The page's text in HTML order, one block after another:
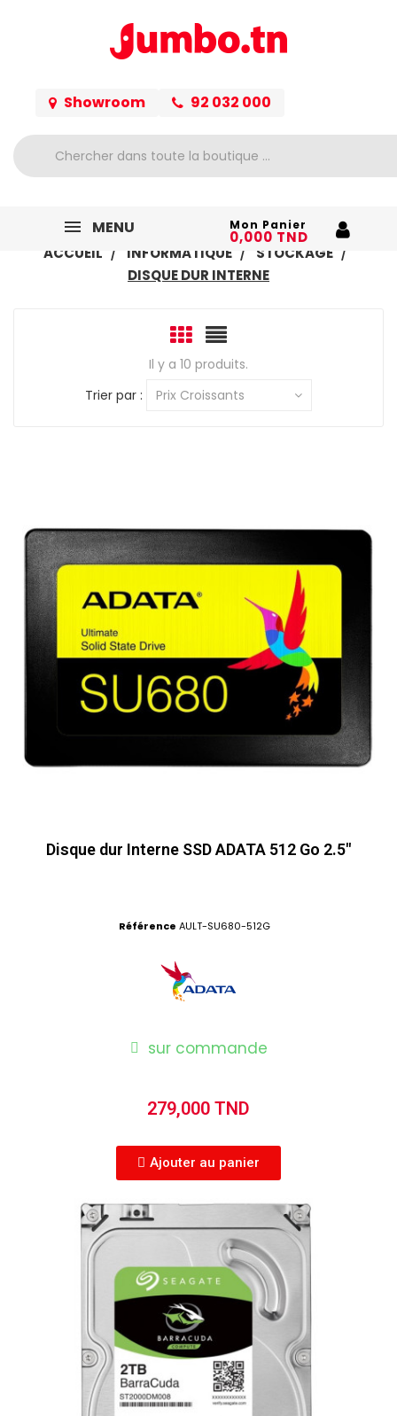
Showroom 92 032 000
MENU Mon Panier
0,000 TND
ACCUEIL
INFORMATIQUE
STOCKAGE
DISQUE DUR INTERNE
Il y a 10 produits.
Trier par :
Prix Croissants
Disque dur Interne SSD ADATA 512 Go 2.5"
Référence AULT-SU680-512G
sur commande
279,000 TND
Ajouter au panier